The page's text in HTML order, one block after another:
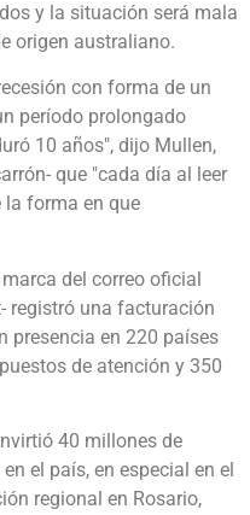
y la situación será mala
origen australiano.
con forma de un
período prolongado
10 años", dijo Mullen,
que "cada día al leer
la forma en que
del correo oficial
registró una facturación
presencia en 220 países
de atención y 350
40 millones de
el país, en especial en el
regional en Rosario,